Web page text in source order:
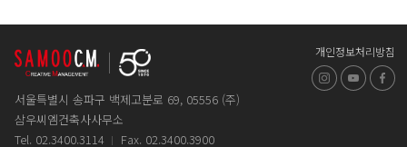
서울특별시 송파구 백제고분로 69, 05556 (주)
삼우씨엠건축사사무소
Tel. 02.3400.3114
Fax. 02.3400.3900
개인정보처리방침
인스타그램
유튜브페